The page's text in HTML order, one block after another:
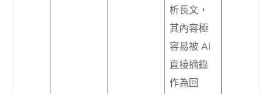
析長文，
其內容極
容易被 AI
直接摘錄
作為回